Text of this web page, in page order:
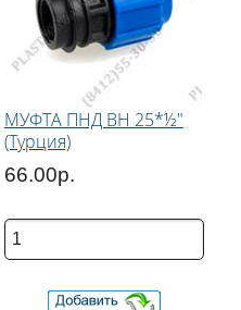
МУФТА ПНД ВН 25*½"
(Турция)
66.00р.